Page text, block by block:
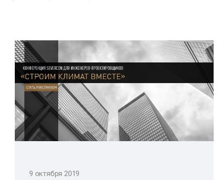
9 октября 2019